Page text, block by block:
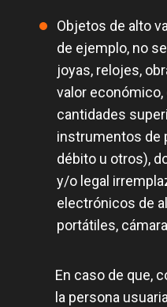
Objetos de alto
de ejemplo, no
joyas, relojes,
valor
cantidades
instrumentos de
débito u otros),
y/o legal
electrónicos de
portátiles,
En caso de que,
la persona